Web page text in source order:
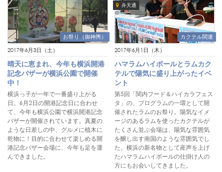
お祭り（御神輿）
2017年6月3日（土）
晴天に恵まれ、今年も横浜開港
記念バザーが横浜公園で開催
中！
横浜っ子が一年で一番盛り上がる
日。6月2日の開港記念日に合わせ
て、今年も横浜公園で横浜開港記念
バザーが開催されています。真夏の
ような日差しの中、グルメに植木に
乾物に！目的に合わせて楽しめる開
港記念バザー会場に、今年も足を運
んできました。
弁天通
カクテル関連
2017年6月1日（木）
ハマラムハイボールとラムカク
テルで陽気に盛り上がったイベ
ント
第5回「関内フード＆ハイカラフェス
タ」の、プログラムの一環として開
催されたラムのお祭り。陽気なイメ
ージのあるラムを使ったカクテルが
たくさん並ぶ会場は、陽気な雰囲気
を醸し出す南国のような雰囲気でし
た。横浜の新名物として産声を上げ
たハマラムハイボールの仕掛け人の
方にもお会いしてきました。